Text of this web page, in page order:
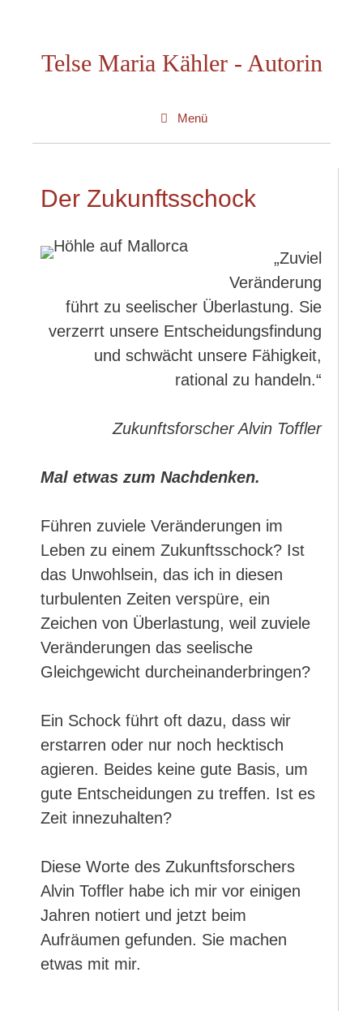
springenTelse Maria Kähler - Autorin
Menü
Der Zukunftsschock
„Zuviel
Veränderung
führt zu seelischer Überlastung. Sie
verzerrt unsere Entscheidungsfindung
und schwächt unsere Fähigkeit,
rational zu handeln.“
Zukunftsforscher Alvin Toffler
Mal etwas zum Nachdenken.
Führen zuviele Veränderungen im
Leben zu einem Zukunftsschock? Ist
das Unwohlsein, das ich in diesen
turbulenten Zeiten verspüre, ein
Zeichen von Überlastung, weil zuviele
Veränderungen das seelische
Gleichgewicht durcheinanderbringen?
Ein Schock führt oft dazu, dass wir
erstarren oder nur noch hecktisch
agieren. Beides keine gute Basis, um
gute Entscheidungen zu treffen. Ist es
Zeit innezuhalten?
Diese Worte des Zukunftsforschers
Alvin Toffler habe ich mir vor einigen
Jahren notiert und jetzt beim
Aufräumen gefunden. Sie machen
etwas mit mir.